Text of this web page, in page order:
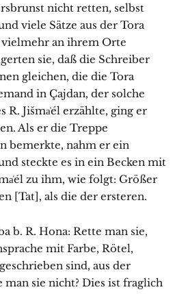
nicht retten, selbst
viele Sätze aus der Tora
vielmehr an ihrem Orte
sie, daß die Schreiber
gleichen, die die Tora
in Çajdan, der solche
R. Jišma͑él erzählte, ging er
Als er die Treppe
bemerkte, nahm er ein
steckte es in ein Becken mit
zu ihm, wie folgt: Größer
[Tat], als die der ersteren.
b. R. Hona: Rette man sie,
mit Farbe, Rötel,
sind, aus der
sie nicht? Dies ist fraglich